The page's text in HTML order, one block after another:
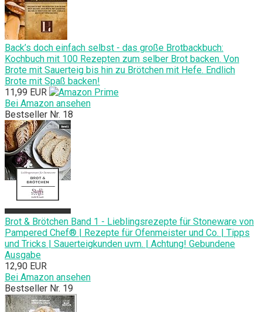
Back’s doch einfach selbst - das große Brotbackbuch:
Kochbuch mit 100 Rezepten zum selber Brot backen. Von
Brote mit Sauerteig bis hin zu Brötchen mit Hefe. Endlich
Brote mit Spaß backen!
11,99 EUR
Bei Amazon ansehen
Bestseller Nr. 18
Brot & Brötchen Band 1 - Lieblingsrezepte für Stoneware von
Pampered Chef® | Rezepte für Ofenmeister und Co. | Tipps
und Tricks | Sauerteigkunden uvm. | Achtung! Gebundene
Ausgabe
12,90 EUR
Bei Amazon ansehen
Bestseller Nr. 19